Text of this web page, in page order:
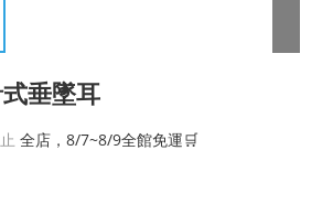
垂墜耳
全店，8/7~8/9全館免運🛒